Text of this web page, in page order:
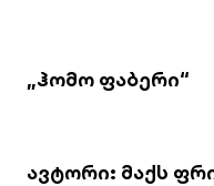
„ჰომო ფაბერი“
ავტორი: მაქს